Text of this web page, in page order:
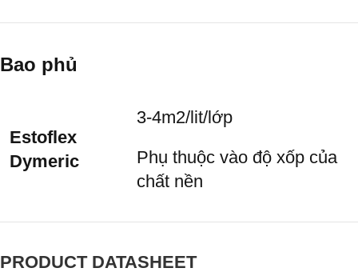
Bao phủ
Estoflex
Dymeric
3-4m2/lit/lớp
Phụ thuộc vào độ xốp của
chất nền
PRODUCT DATASHEET